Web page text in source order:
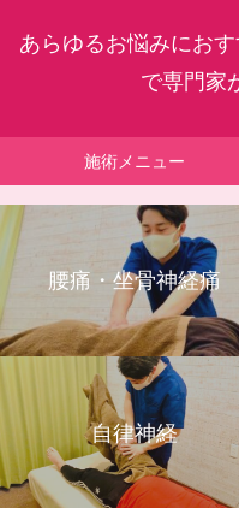
あらゆるお悩みにお
で専門家
施術メニュー
腰痛・坐骨神経痛
自律神経